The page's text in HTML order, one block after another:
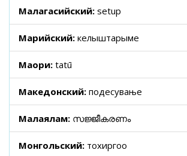
Малагасийский: setup
Марийский: келыштарыме
Маори: tatū
Македонский: подесување
Малаялам: സജ്ജീകരണം
Монгольский: тохиргоо